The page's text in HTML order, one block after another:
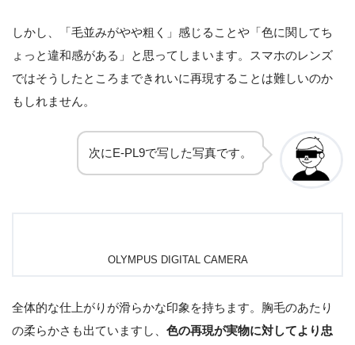
しかし、「毛並みがやや粗く」感じることや「色に関してち
ょっと違和感がある」と思ってしまいます。スマホのレンズ
ではそうしたところまできれいに再現することは難しいのか
もしれません。
次にE-PL9で写した写真です。
OLYMPUS DIGITAL CAMERA
全体的な仕上がりが滑らかな印象を持ちます。胸毛のあたり
の柔らかさも出ていますし、 色の再現が実物に対してより忠